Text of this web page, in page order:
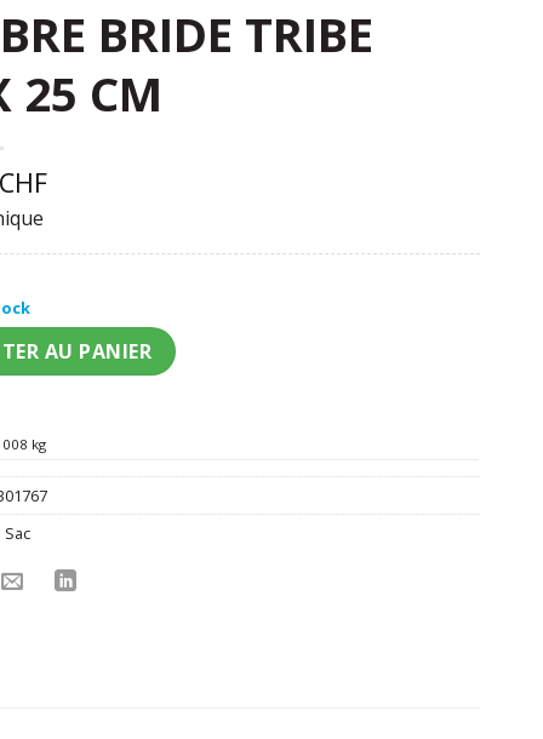
BRIDE TRIBE
25 CM
Bride Tribe EVJF 32 x 25 cm
AU PANIER
008 kg
Sac